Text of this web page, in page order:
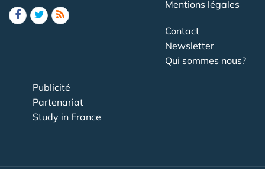
Mentions légales
Contact
Newsletter
Qui sommes nous?
Publicité
Partenariat
Study in France